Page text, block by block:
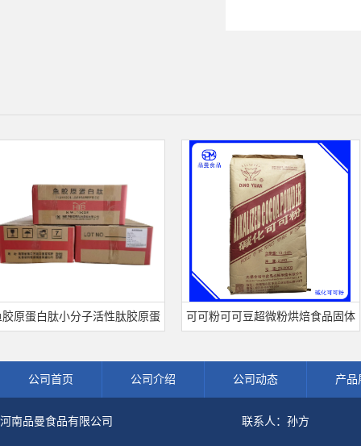
白肽小分子活性肽胶原蛋 可可粉可可豆超微粉烘焙食品固体
公司首页 公司介绍 公司动态 产品
河南品曼食品有限公司 联系人：孙方